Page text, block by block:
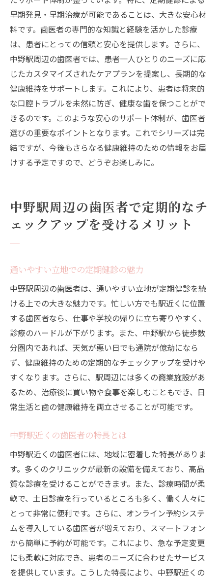
地域に根差した歯科医療の提供
中野駅の歯医者が提供する最新の歯科治療
早期発見・早期治療が可能であることは、大きな安心材
料です。歯医者の専門的な知識と経験を活かした診療
は、患者にとっての信頼と安心を提供します。さらに、
中野駅周辺の歯医者では、患者一人ひとりのニーズに応
じたカスタマイズされたケアプランを提案し、長期的な
健康維持をサポートします。これにより、患者は将来的
な口腔トラブルを未然に防ぎ、健康な歯を保つことがで
きるのです。このような安心のサポート体制が、歯医者
選びの重要なポイントとなります。これでシリーズは完
結ですが、今後もさらなる健康維持のための情報をお届
けする予定ですので、どうぞお楽しみに。
中野駅周辺の歯医者で定期的なチ
ェックアップを受けるメリット
通いやすい立地での定期健診の魅力
中野駅周辺の歯医者は、通いやすい立地が定期健診を続
ける上での大きな魅力です。忙しい方でも駅近くに位置
する歯医者なら、仕事や学校の帰りに立ち寄りやすく、
診療のハードルが下がります。また、中野駅から徒歩数
分圏内であれば、天気が悪い日でも通院が億劫になら
ず、健康維持のための定期的なチェックアップを受けや
すくなります。さらに、駅周辺には多くの商業施設があ
るため、治療後に買い物や食事を楽しむこともでき、日
常生活と歯の健康維持を両立させることが可能です。
中野駅近くの歯医者の特長とは
中野駅近くの歯医者には、地域に密着した特長がありま
す。多くのクリニックが最新の設備を備えており、高品
質な診療を受けることができます。また、診療時間が柔
軟で、土日診療を行っているところも多く、働く人々に
とって非常に便利です。さらに、オンライン予約システ
ムを導入している歯医者が増えており、スマートフォン
から簡単に予約が可能です。これにより、急な予定変更
にも柔軟に対応でき、患者のニーズに合わせたサービス
を提供しています。こうした特長により、中野駅近くの